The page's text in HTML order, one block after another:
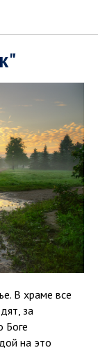
В храме все
за
Боге
на это